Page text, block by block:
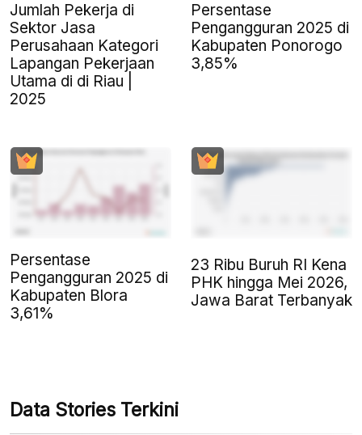
Jumlah Pekerja di
Sektor Jasa
Perusahaan Kategori
Lapangan Pekerjaan
Utama di di Riau |
2025
Persentase
Pengangguran 2025 di
Kabupaten Ponorogo
3,85%
Persentase
Pengangguran 2025 di
Kabupaten Blora
3,61%
23 Ribu Buruh RI Kena
PHK hingga Mei 2026,
Jawa Barat Terbanyak
Data Stories Terkini